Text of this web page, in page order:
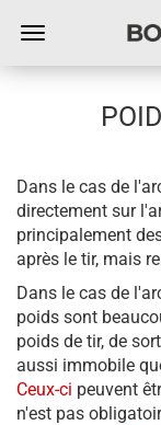
Dans le cas de
directement sur
principalement
après le tir, mais
Dans le cas de
poids sont
poids de tir, de
aussi immobile
Ceux-ci peuvent
n'est pas